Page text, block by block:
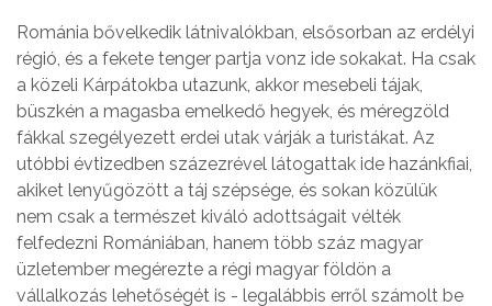
Románia bővelkedik látnivalókban, elsősorban az erdélyi
régió, és a fekete tenger partja vonz ide sokakat. Ha csak
a közeli Kárpátokba utazunk, akkor mesebeli tájak,
büszkén a magasba emelkedő hegyek, és méregzöld
fákkal szegélyezett erdei utak várják a turistákat. Az
utóbbi évtizedben százezrével látogattak ide hazánkfiai,
akiket lenyűgözött a táj szépsége, és sokan közülük
nem csak a természet kiváló adottságait vélték
felfedezni Romániában, hanem több száz magyar
üzletember megérezte a régi magyar földön a
vállalkozás lehetőségét is - legalábbis erről számolt be